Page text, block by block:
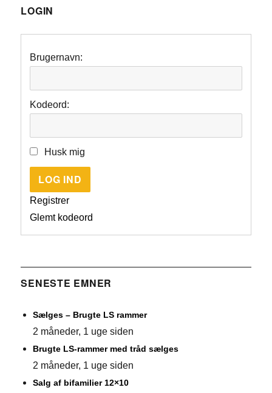
LOGIN
Brugernavn:
Kodeord:
Husk mig
LOG IND
Registrer
Glemt kodeord
SENESTE EMNER
Sælges – Brugte LS rammer
2 måneder, 1 uge siden
Brugte LS-rammer med tråd sælges
2 måneder, 1 uge siden
Salg af bifamilier 12×10